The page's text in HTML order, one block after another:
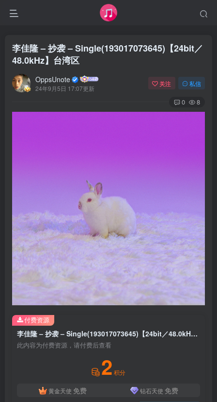
李佳隆 – 抄袭 – Single(193017073645)【24bit／
48.0kHz】台湾区
OppsUnote
24年9月5日 17:07更新
关注 私信
0 8
李佳隆 – 抄袭 – Single(193017073645)【24bit／48.0kHz】台湾区
此内容为付费资源，请付费后查看
2 积分
黄金天使 免费 钻石天使 免费
付费资源